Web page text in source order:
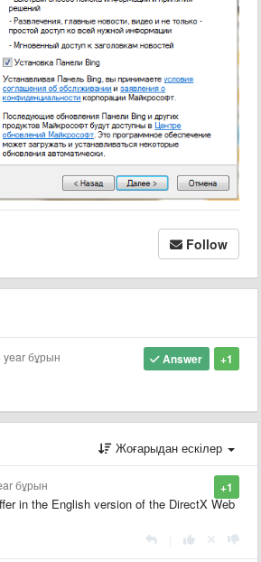
Follow
+1
Answer
year бұрын
Жоғарыдан ескілер
+1
бұрын
in the English version of the DirectX Web